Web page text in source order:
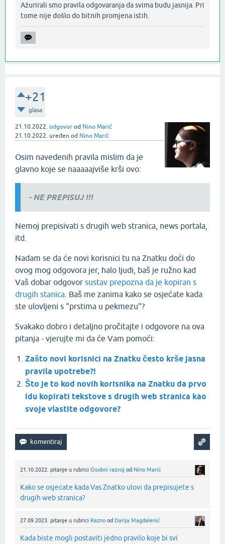
Ažurirali smo pravila odgovaranja da svima budu jasnija. Pri
tome nije došlo do bitnih promjena istih.‌
+21
glasa
21.10.2022. odgovor od Nino Marić
21.10.2022. uređen od Nino Marić
Osim navedenih pravila mislim da je
glavno koje se naaaaajviše krši ovo:
- NE PREPISUJ !!!
Nemoj prepisivati s drugih web stranica, news portala,
itd.
Nadam se da će novi korisnici tu na Znatku doći do
ovog mog odgovora jer, halo ljudi, baš je ružno kad
Vaš dobar odgovor sustav prepozna da je kopiran s
drugih stanica . Baš me zanima kako se osjećate kada
ste ulovljeni s "prstima u pekmezu"?
Svakako dobro i detaljno pročitajte i odgovore na ova
pitanja - vjerujte mi da će Vam pomoći:
Zašto novi korisnici na Znatku često krše jasna
pravila upotrebe?!
Što je to kod novih korisnika na Znatku da prvo
idu kopirati tekstove s drugih web stranica kao
svoje vlastite odgovore?
21.10.2022. pitanje u rubrici Osobni razvoj od Nino Marić
Kako se osjećate kada Vas Znatko ulovi da prepisujete s
drugih web stranica?
27.09.2023. pitanje u rubrici Razno od Darija Magdalenić
Kada biste mogli postaviti jedno pravilo koje bi svi